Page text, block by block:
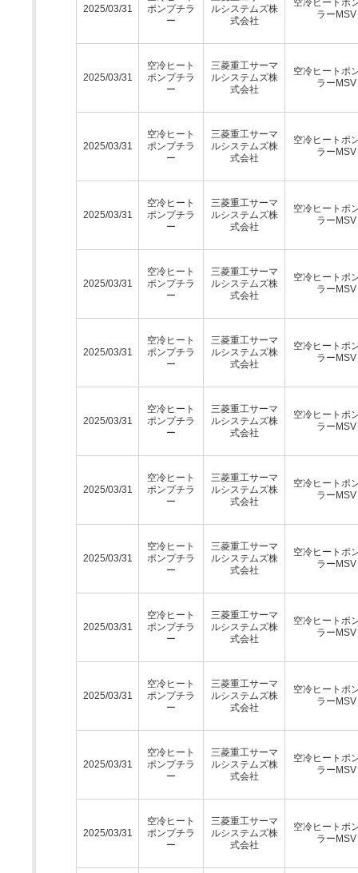
2025/03/31
ポンプチラ
ー
ルシステムズ株
式会社
ラーMSV
2025/03/31
空冷ヒート
ポンプチラ
ー
三菱重工サーマ
ルシステムズ株
式会社
空冷ヒートポ
ラーMSV
2025/03/31
空冷ヒート
ポンプチラ
ー
三菱重工サーマ
ルシステムズ株
式会社
空冷ヒートポ
ラーMSV
2025/03/31
空冷ヒート
ポンプチラ
ー
三菱重工サーマ
ルシステムズ株
式会社
空冷ヒートポ
ラーMSV
2025/03/31
空冷ヒート
ポンプチラ
ー
三菱重工サーマ
ルシステムズ株
式会社
空冷ヒートポ
ラーMSV
2025/03/31
空冷ヒート
ポンプチラ
ー
三菱重工サーマ
ルシステムズ株
式会社
空冷ヒートポ
ラーMSV
2025/03/31
空冷ヒート
ポンプチラ
ー
三菱重工サーマ
ルシステムズ株
式会社
空冷ヒートポ
ラーMSV
2025/03/31
空冷ヒート
ポンプチラ
ー
三菱重工サーマ
ルシステムズ株
式会社
空冷ヒートポ
ラーMSV
2025/03/31
空冷ヒート
ポンプチラ
ー
三菱重工サーマ
ルシステムズ株
式会社
空冷ヒートポ
ラーMSV
2025/03/31
空冷ヒート
ポンプチラ
ー
三菱重工サーマ
ルシステムズ株
式会社
空冷ヒートポ
ラーMSV
2025/03/31
空冷ヒート
ポンプチラ
ー
三菱重工サーマ
ルシステムズ株
式会社
空冷ヒートポ
ラーMSV
2025/03/31
空冷ヒート
ポンプチラ
ー
三菱重工サーマ
ルシステムズ株
式会社
空冷ヒートポ
ラーMSV
2025/03/31
空冷ヒート
ポンプチラ
ー
三菱重工サーマ
ルシステムズ株
式会社
空冷ヒートポ
ラーMSV